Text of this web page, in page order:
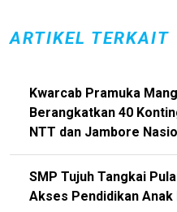
ARTIKEL TERKAIT
Kwarcab Pramuka
Berangkatkan 40
NTT dan Jambore
SMP Tujuh Tangkai
Akses Pendidikan Anak